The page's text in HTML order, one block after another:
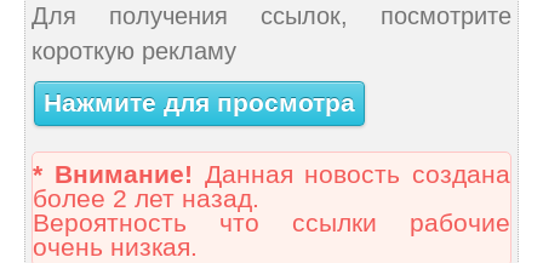
Для получения ссылок, посмотрите
короткую рекламу
Нажмите для просмотра
* Внимание! Данная новость создана
более 2 лет назад.
Вероятность что ссылки рабочие
очень низкая.